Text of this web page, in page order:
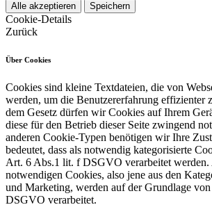
Alle akzeptieren Speichern
Cookie-Details
Zurück
Über Cookies
Cookies sind kleine Textdateien, die von
werden, um die Benutzererfahrung effizienter
dem Gesetz dürfen wir Cookies auf Ihrem
diese für den Betrieb dieser Seite zwingend
anderen Cookie-Typen benötigen wir Ihre
bedeutet, dass als notwendig kategorisierte
Art. 6 Abs.1 lit. f DSGVO verarbeitet
notwendigen Cookies, also jene aus den
und Marketing, werden auf der Grundlage
DSGVO verarbeitet.